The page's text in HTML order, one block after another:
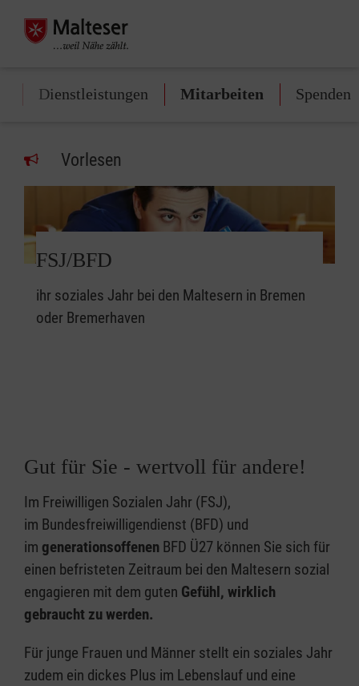
Dienstleistungen Mitarbeiten Spenden
Vorlesen
FSJ/BFD
ihr soziales Jahr bei den Maltesern in Bremen
oder Bremerhaven
Gut für Sie - wertvoll für andere!
Im Freiwilligen Sozialen Jahr (FSJ),
im Bundesfreiwilligendienst (BFD) und
im generationsoffenen BFD Ü27 können Sie sich für
einen befristeten Zeitraum bei den Maltesern sozial
engagieren mit dem guten Gefühl, wirklich
gebraucht zu werden.
Für junge Frauen und Männer stellt ein soziales Jahr
zudem ein dickes Plus im Lebenslauf und eine